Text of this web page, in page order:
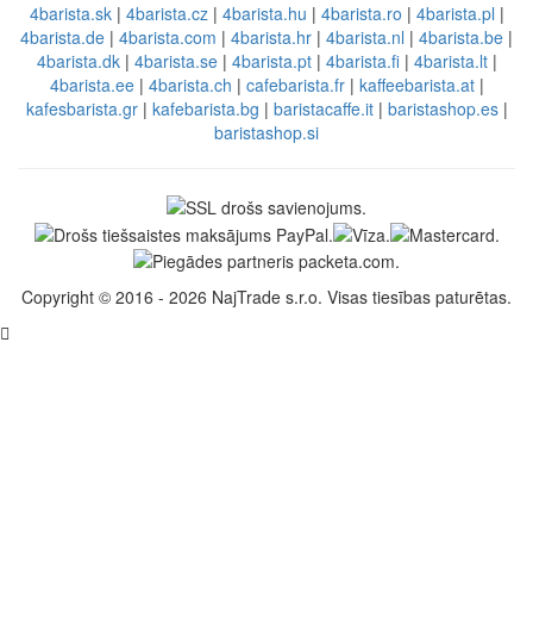
4barista.sk| 4barista.cz| 4barista.hu | 4barista.ro | 4barista.pl |
4barista.de | 4barista.com | 4barista.hr | 4barista.nl | 4barista.be |
4barista.dk| 4barista.se| 4barista.pt| 4barista.fi| 4barista.lt|
4barista.ee| 4barista.ch | cafebarista.fr| kaffeebarista.at|
kafesbarista.gr| kafebarista.bg | baristacaffe.it| baristashop.es|
baristashop.si
Copyright © 2016 - 2026 NajTrade s.r.o. Visas tiesības paturētas.